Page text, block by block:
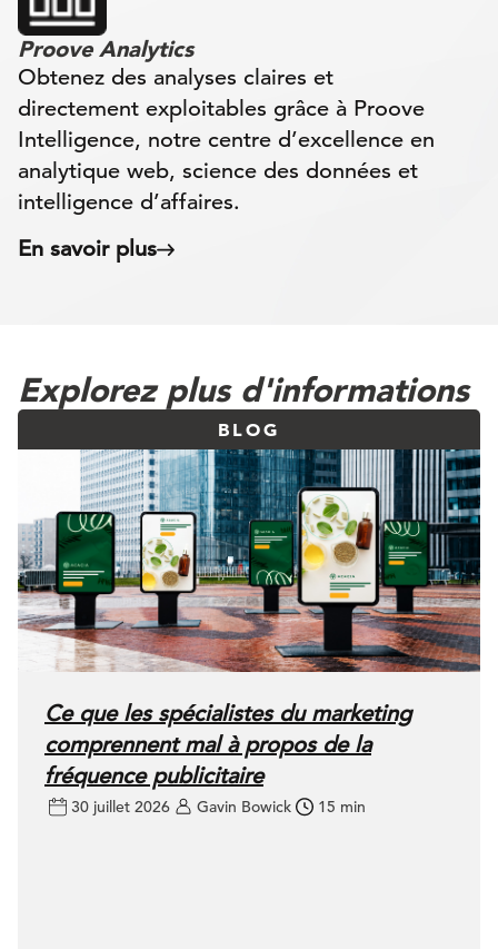
Proove Analytics
Obtenez des analyses claires et
directement exploitables grâce à Proove
Intelligence, notre centre d’excellence en
analytique web, science des données et
intelligence d’affaires.
En savoir plus
Explorez plus d'informations
BLOG
Ce que les spécialistes du marketing
comprennent mal à propos de la
fréquence publicitaire
30 juillet 2026 Gavin Bowick 15 min